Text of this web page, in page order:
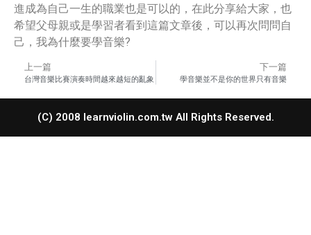
進成為自己一生的職業也是可以的，在此分享給大家，也
希望父母親或是學習者看到這篇文章後，可以再次問問自
己，我為什麼要學音樂?
上一篇
台灣音樂比賽演奏時間越來越短的亂象
下一篇
學音樂並不是你的世界只有音樂
(C) 2008 learnviolin.com.tw All Rights Reserved.